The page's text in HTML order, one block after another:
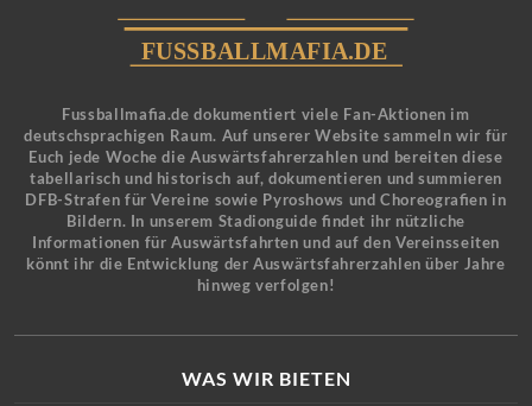
Fussballmafia.de dokumentiert viele Fan-Aktionen im
deutschsprachigen Raum. Auf unserer Website sammeln wir für
Euch jede Woche die Auswärtsfahrerzahlen und bereiten diese
tabellarisch und historisch auf, dokumentieren und summieren
DFB-Strafen für Vereine sowie Pyroshows und Choreografien in
Bildern. In unserem Stadionguide findet ihr nützliche
Informationen für Auswärtsfahrten und auf den Vereinsseiten
könnt ihr die Entwicklung der Auswärtsfahrerzahlen über Jahre
hinweg verfolgen!
WAS WIR BIETEN